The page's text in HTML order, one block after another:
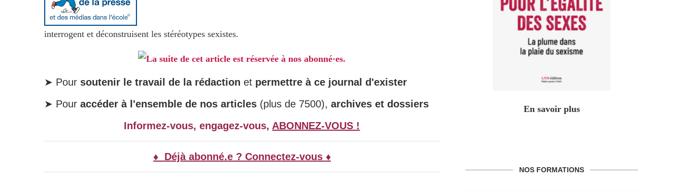
interrogent et déconstruisent les stéréotypes sexistes.
La suite de cet article est réservée à nos abonné·es.
➤ Pour soutenir le travail de la rédaction et permettre à ce journal d'exister
➤ Pour accéder à l'ensemble de nos articles (plus de 7500), archives et dossiers
Informez-vous, engagez-vous, ABONNEZ-VOUS !
♦ Déjà abonné.e ? Connectez-vous ♦
En savoir plus
NOS FORMATIONS